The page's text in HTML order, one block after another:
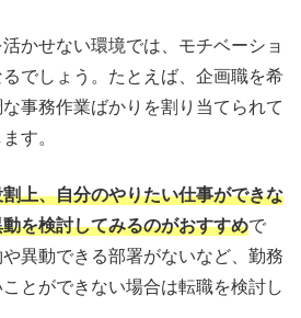
かせない環境では、モチベーショ
でしょう。たとえば、企画職を希
事務作業ばかりを割り当てられて
す。
上、自分のやりたい仕事ができな
を検討してみるのがおすすめで
異動できる部署がないなど、勤務
とができない場合は転職を検討し